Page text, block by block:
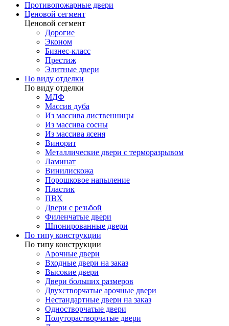
Противопожарные двери
Ценовой сегмент
Ценовой сегмент
Дорогие
Эконом
Бизнес-класс
Престиж
Элитные двери
По виду отделки
По виду отделки
МДФ
Массив дуба
Из массива лиственницы
Из массива сосны
Из массива ясеня
Винорит
Металлические двери с терморазрывом
Ламинат
Винилискожа
Порошковое напыление
Пластик
ПВХ
Двери с резьбой
Филенчатые двери
Шпонированные двери
По типу конструкции
По типу конструкции
Арочные двери
Входные двери на заказ
Высокие двери
Двери больших размеров
Двухстворчатые арочные двери
Нестандартные двери на заказ
Одностворчатые двери
Полуторастворчатые двери